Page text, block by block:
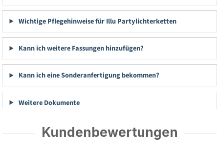
Wichtige Pflegehinweise für Illu Partylichterketten
Kann ich weitere Fassungen hinzufügen?
Kann ich eine Sonderanfertigung bekommen?
Weitere Dokumente
Kundenbewertungen